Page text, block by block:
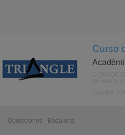
Curso
Oposiciones - Badalona